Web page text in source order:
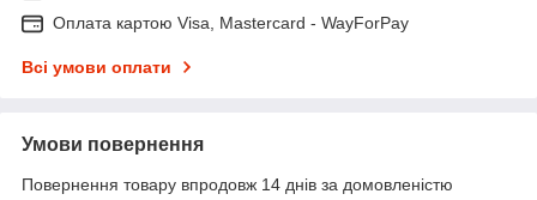
Оплата картою Visa, Mastercard - WayForPay
Всі умови оплати
Умови повернення
Повернення товару впродовж 14 днів за домовленістю